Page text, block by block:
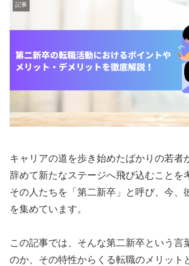
記事
キャリアの道を歩き始めたばかりの若者
辞めて新たなステージへ飛び込むことを
その人たちを「第二新卒」と呼び、今、
を集めています。
この記事では、そんな第二新卒という言
のか、その特性からくる転職のメリット